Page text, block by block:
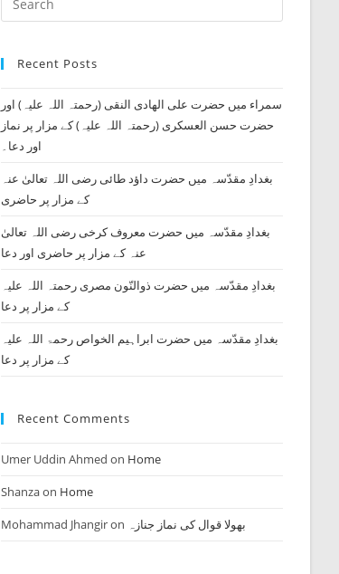
Escape
Recent Posts
سمراء میں حضرت علی الھادی النقی (رحمتہ اللہ علیہ) اور
حضرت حسن العسکری (رحمتہ اللہ علیہ) کے مزار پر نماز
اور دعا۔
بغدادِ مقدّسہ میں حضرت داؤد طائی رضی اللہ تعالیٰ عنہ
کے مزار پر حاضری
بغدادِ مقدّسہ میں حضرت معروف کرخی رضی اللہ تعالیٰ
عنہ کے مزار پر حاضری اور دعا
بغدادِ مقدّسہ میں حضرت ذوالنّون مصری رحمتہ اللہ علیہ
کے مزار پر دعا
بغدادِ مقدّسہ میں حضرت ابراہیم الخواص رحمۃ اللہ علیہ
کے مزار پر دعا
Recent Comments
Umer Uddin Ahmed on Home
Shanzaon Home
Mohammad Jhangiron بھولا قوال کی نماز جنازہ